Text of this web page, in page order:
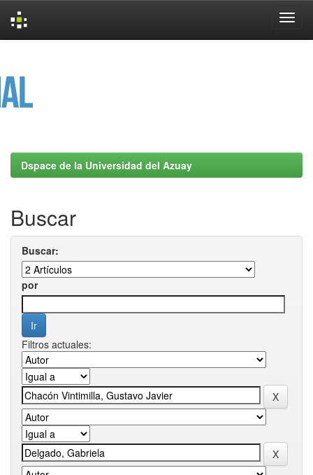
Dspace de la Universidad del Azuay
Buscar
Buscar:
por
Filtros actuales: